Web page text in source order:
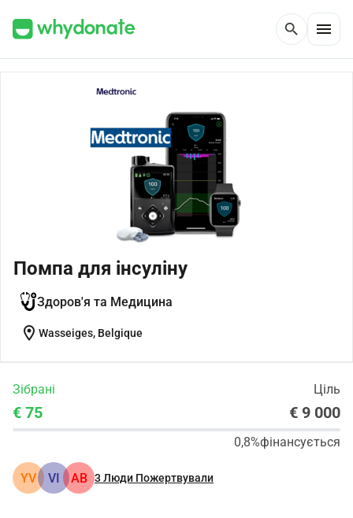
search menu
Помпа для інсуліну
Здоров'я та Медицина
location_on Wasseiges, Belgique
Зібрані Ціль
€ 75 € 9 000
0,8%фінансується
YV VI АВ 3Люди Пожертвували